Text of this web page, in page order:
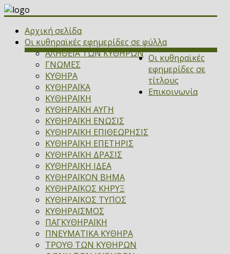
Αρχική σελίδα
Οι κυθηραϊκές εφημερίδες σε φύλλα
ΑΛΗΘΕΙΑ ΤΩΝ ΚΥΘΗΡΩΝ
ΓΝΩΜΕΣ
ΚΥΘΗΡΑ
ΚΥΘΗΡΑΪΚΑ
ΚΥΘΗΡΑΪΚΗ
ΚΥΘΗΡΑΪΚΗ ΑΥΓΗ
ΚΥΘΗΡΑΪΚΗ ΕΝΩΣΙΣ
ΚΥΘΗΡΑΪΚΗ ΕΠΙΘΕΩΡΗΣΙΣ
ΚΥΘΗΡΑΪΚΗ ΕΠΕΤΗΡΙΣ
ΚΥΘΗΡΑΪΚΗ ΔΡΑΣΙΣ
ΚΥΘΗΡΑΪΚΗ ΙΔΕΑ
ΚΥΘΗΡΑΪΚΟΝ ΒΗΜΑ
ΚΥΘΗΡΑΪΚΟΣ ΚΗΡΥΞ
ΚΥΘΗΡΑΪΚΟΣ ΤΥΠΟΣ
ΚΥΘΗΡΑΪΣΜΟΣ
ΠΑΓΚΥΘΗΡΑΪΚΗ
ΠΝΕΥΜΑΤΙΚΑ ΚΥΘΗΡΑ
ΤΡΟΥΘ ΤΩΝ ΚΥΘΗΡΩΝ
Οι κυθηραϊκές
εφημερίδες σε
τίτλους
Επικοινωνία